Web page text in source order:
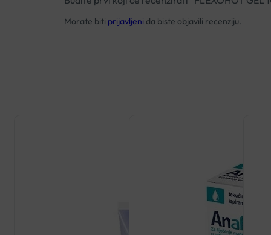
Morate biti prijavljeni da biste objavili recenziju.